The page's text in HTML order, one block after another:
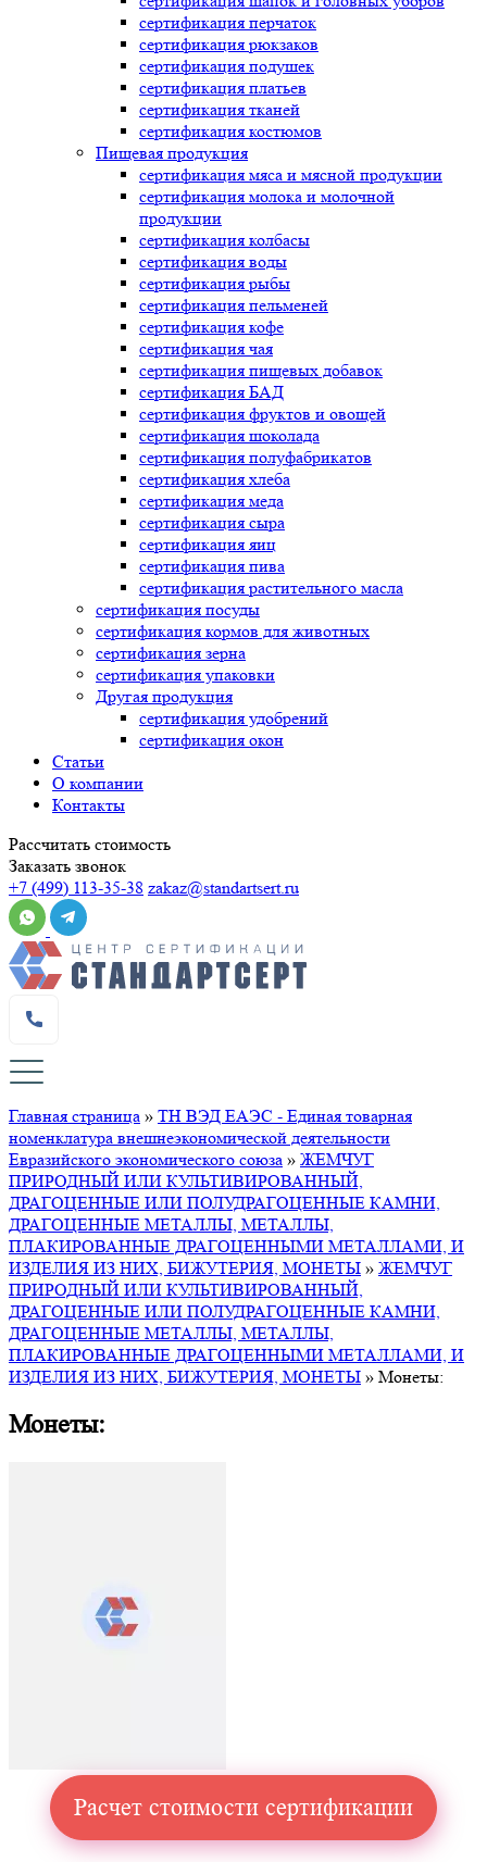
сертификация перчаток
сертификация рюкзаков
сертификация подушек
сертификация платьев
сертификация тканей
сертификация костюмов
Пищевая продукция
сертификация мяса и мясной продукции
сертификация молока и молочной
продукции
сертификация колбасы
сертификация воды
сертификация рыбы
сертификация пельменей
сертификация кофе
сертификация чая
сертификация пищевых добавок
сертификация БАД
сертификация фруктов и овощей
сертификация шоколада
сертификация полуфабрикатов
сертификация хлеба
сертификация меда
сертификация сыра
сертификация яиц
сертификация пива
сертификация растительного масла
сертификация посуды
сертификация кормов для животных
сертификация зерна
сертификация упаковки
Другая продукция
сертификация удобрений
сертификация окон
Статьи
О компании
Контакты
Рассчитать стоимость
Заказать звонок
+7 (499) 113-35-38 zakaz@standartsert.ru
Главная страница » ТН ВЭД ЕАЭС - Единая товарная
номенклатура внешнеэкономической деятельности
Евразийского экономического союза » ЖЕМЧУГ
ПРИРОДНЫЙ ИЛИ КУЛЬТИВИРОВАННЫЙ,
ДРАГОЦЕННЫЕ ИЛИ ПОЛУДРАГОЦЕННЫЕ КАМНИ,
ДРАГОЦЕННЫЕ МЕТАЛЛЫ, МЕТАЛЛЫ,
ПЛАКИРОВАННЫЕ ДРАГОЦЕННЫМИ МЕТАЛЛАМИ, И
ИЗДЕЛИЯ ИЗ НИХ, БИЖУТЕРИЯ, МОНЕТЫ » ЖЕМЧУГ
ПРИРОДНЫЙ ИЛИ КУЛЬТИВИРОВАННЫЙ,
ДРАГОЦЕННЫЕ ИЛИ ПОЛУДРАГОЦЕННЫЕ КАМНИ,
ДРАГОЦЕННЫЕ МЕТАЛЛЫ, МЕТАЛЛЫ,
ПЛАКИРОВАННЫЕ ДРАГОЦЕННЫМИ МЕТАЛЛАМИ, И
ИЗДЕЛИЯ ИЗ НИХ, БИЖУТЕРИЯ, МОНЕТЫ » Монеты:
Монеты:
Расчет стоимости сертификации